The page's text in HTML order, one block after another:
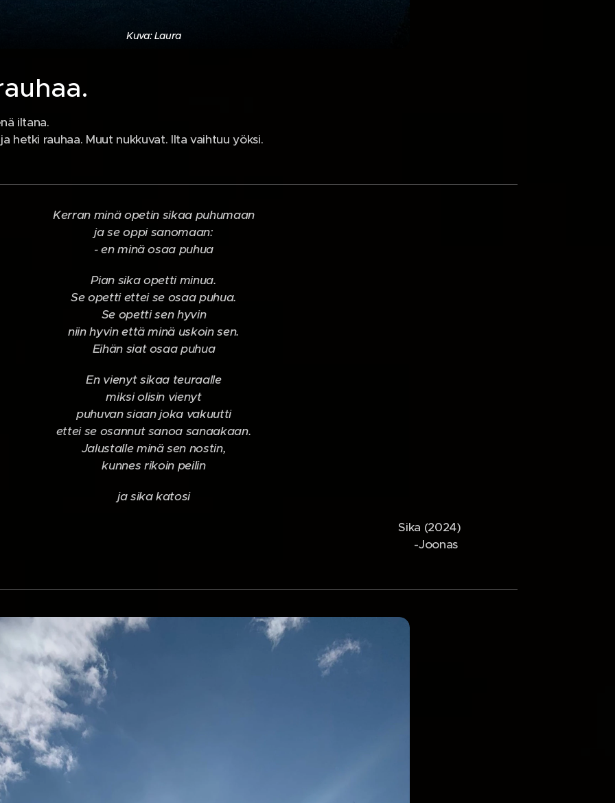
Kuva: Laura
iltana.
hetki rauhaa. Muut nukkuvat. Ilta vaihtuu yöksi.
Kerran minä opetin sikaa puhumaan
ja se oppi sanomaan:
- en minä osaa puhua
Pian sika opetti minua.
Se opetti ettei se osaa puhua.
Se opetti sen hyvin
niin hyvin että minä uskoin sen.
Eihän siat osaa puhua
En vienyt sikaa teuraalle
miksi olisin vienyt
puhuvan siaan joka vakuutti
ettei se osannut sanoa sanaakaan.
Jalustalle minä sen nostin,
kunnes rikoin peilin
ja sika katosi
Sika (2024)
-Joonas